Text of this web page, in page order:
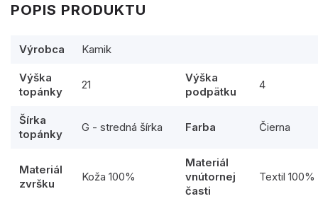
POPIS PRODUKTU
Výrobca Kamik
Výška
topánky
21
Výška
podpätku
4
Šírka
topánky
G - stredná šírka Farba Čierna
Materiál
zvršku
Koža 100%
Materiál
vnútornej
časti
Textil 100%